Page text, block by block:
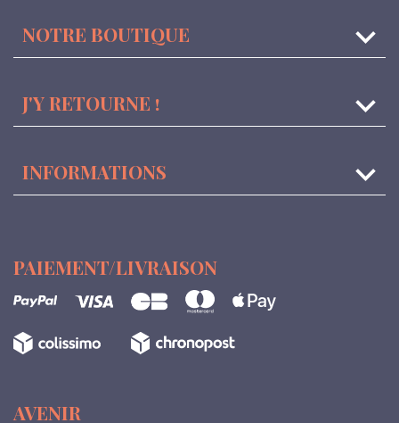
NOTRE BOUTIQUE keyboard_arrow_down
J'Y RETOURNE ! 
INFORMATIONS 
PAIEMENT/LIVRAISON
AVENIR